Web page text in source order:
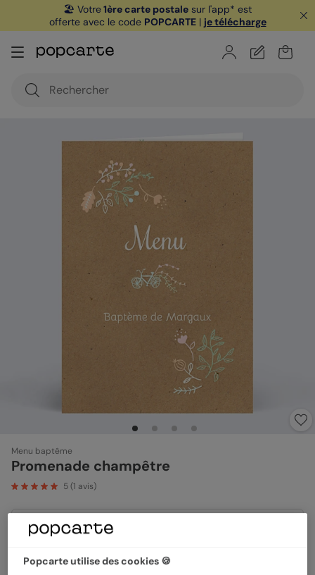
🏖️ Votre1ère carte postale sur l'app* est
offerte avec le code POPCARTE| je télécharge
Menu baptême
Promenade champêtre
5(1 avis)
Format
Popcarte utilise des cookies 🍪